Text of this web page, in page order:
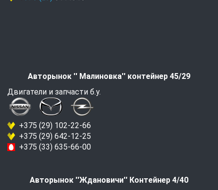
Авторынок '' Малиновка'' контейнер 45/29
Двигатели и запчасти б.у.
+375 (29) 102-22-66
+375 (29) 642-12-25
+375 (33) 635-66-00
Авторынок ''Ждановичи'' Контейнер 4/40